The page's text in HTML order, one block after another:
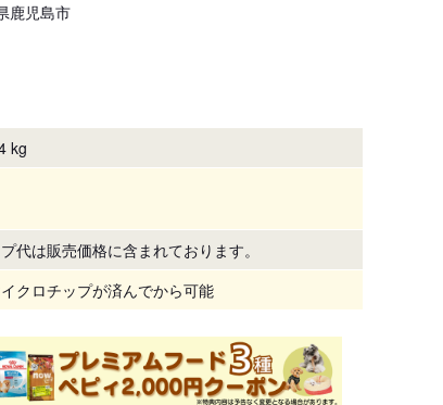
鹿児島市
kg
代は販売価格に含まれております。
クロチップが済んでから可能